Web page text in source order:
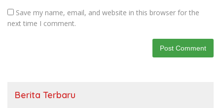
Save my name, email, and website in this browser for the
next time I comment.
Berita Terbaru